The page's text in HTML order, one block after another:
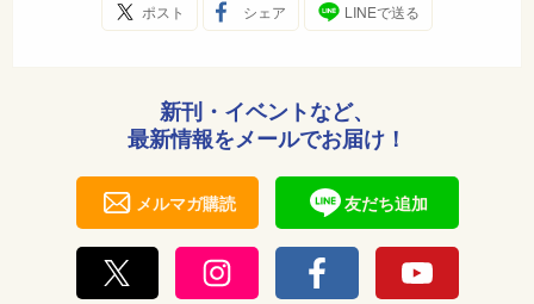
ポスト シェア LINEで送る
新刊・イベントなど、
最新情報をメールでお届け！
メルマガ購読 友だち追加